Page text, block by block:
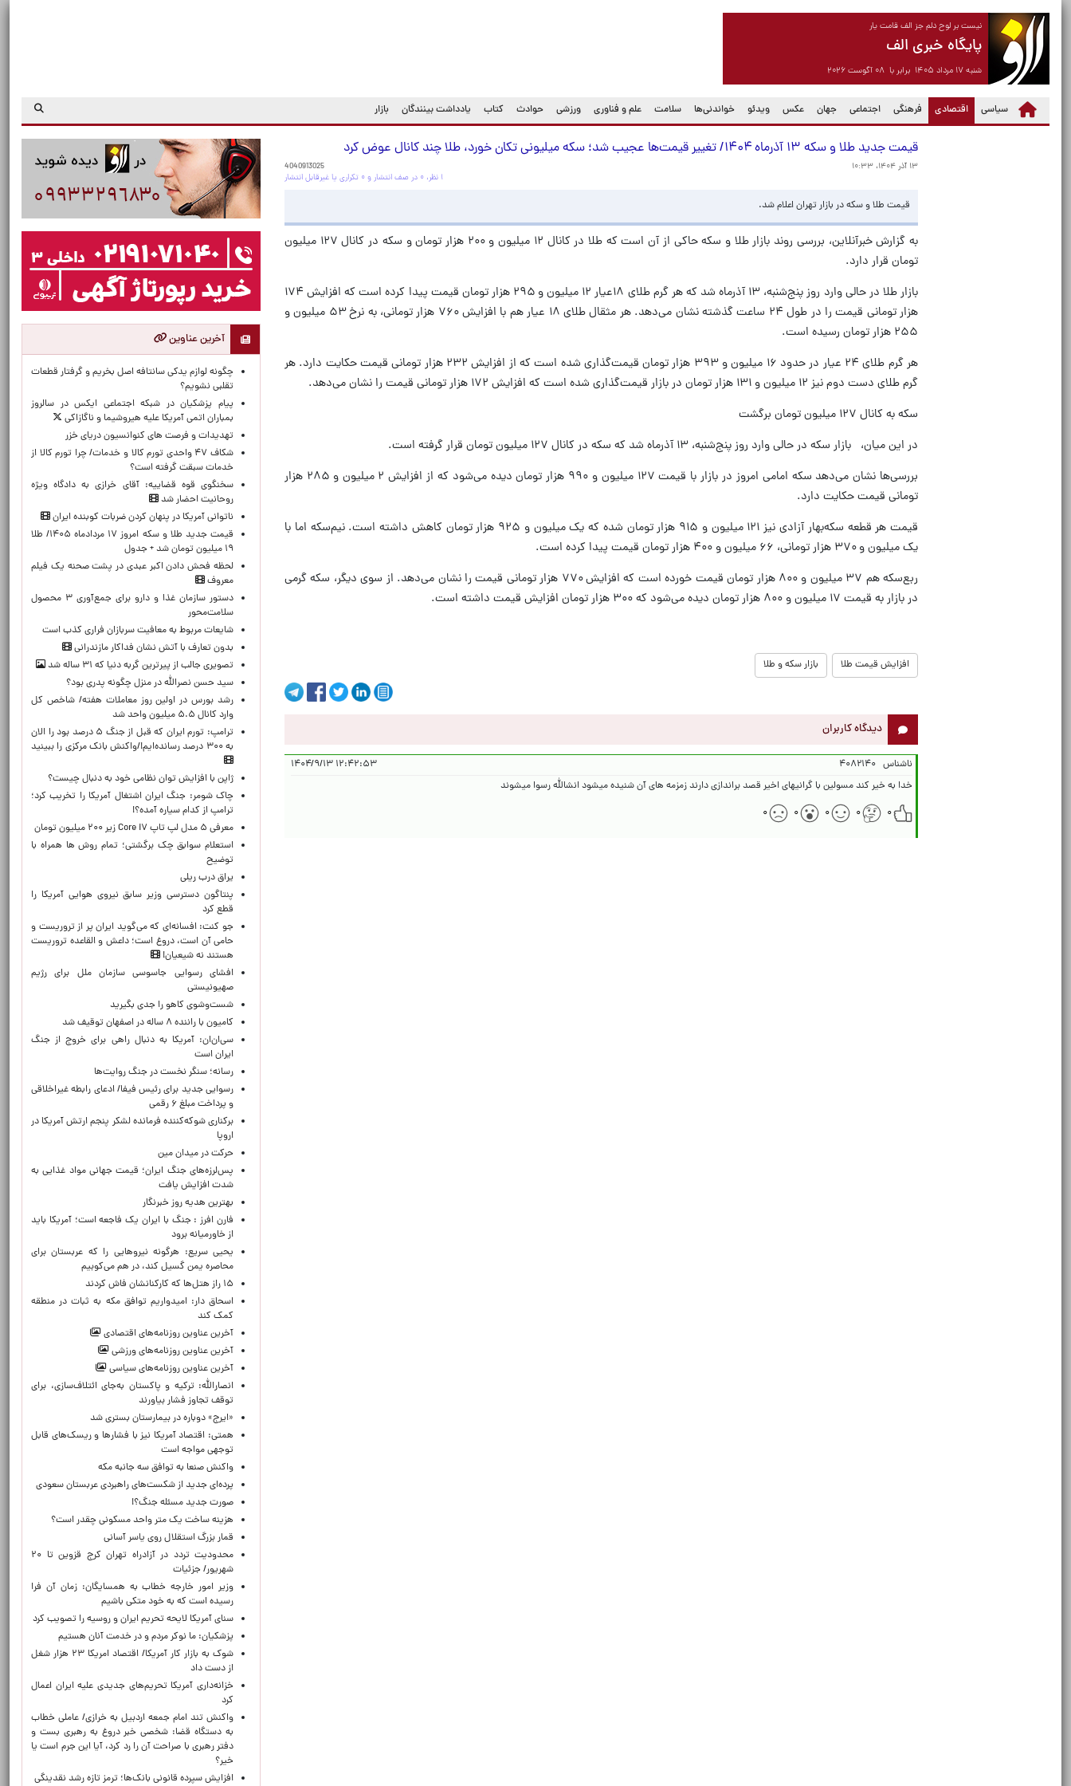
نیست بر لوح دلم جز الف قامت یار
پایگاه خبری الف
شنبه ۱۷ مرداد ۱۴۰۵ برابر با ۰۸ آگوست ۲۰۲۶
سیاسی اقتصادی
(current) فرهنگی اجتماعی جهان عکس ویدئو خواندنی‌ها سلامت علم و فناوری ورزشی حوادث کتاب یادداشت بینندگان بازار
قیمت جدید طلا و سکه ۱۳ آذرماه ۱۴۰۴/ تغییر قیمت‌ها عجیب شد؛ سکه میلیونی تکان خورد، طلا چند کانال عوض کرد
۱۳ آذر ۱۴۰۴، ۱۰:۳۳
4040913025
۱ نظر، ۰ در صف انتشار و ۰ تکراری یا غیرقابل انتشار
قیمت طلا و سکه در بازار تهران اعلام شد.
به گزارش خبرآنلاین، بررسی روند بازار طلا و سکه حاکی از آن است که طلا در کانال ۱۲ میلیون و ۲۰۰ هزار تومان و سکه در کانال ۱۲۷ میلیون
تومان قرار دارد.
بازار طلا در حالی وارد روز پنج‌شنبه، ۱۳ آذرماه شد که هر گرم طلای ۱۸عیار ۱۲ میلیون و ۲۹۵ هزار تومان قیمت پیدا کرده است که افزایش ۱۷۴
هزار تومانی قیمت را در طول ۲۴ ساعت گذشته نشان می‌دهد. هر مثقال طلای ۱۸ عیار هم با افزایش ۷۶۰ هزار تومانی، به نرخ ۵۳ میلیون و
۲۵۵ هزار تومان رسیده است.
هر گرم طلای ۲۴ عیار در حدود ۱۶ میلیون و ۳۹۳ هزار تومان قیمت‌گذاری شده است که از افزایش ۲۳۲ هزار تومانی قیمت حکایت دارد. هر
گرم طلای دست دوم نیز ۱۲ میلیون و ۱۳۱ هزار تومان در بازار قیمت‌گذاری شده است که افزایش ۱۷۲ هزار تومانی قیمت را نشان می‌دهد.
سکه به کانال ۱۲۷ میلیون تومان برگشت
در این میان، بازار سکه در حالی وارد روز پنج‌شنبه، ۱۳ آذرماه شد که سکه در کانال ۱۲۷ میلیون تومان قرار گرفته است.
بررسی‌ها نشان می‌دهد سکه امامی امروز در بازار با قیمت ۱۲۷ میلیون و ۹۹۰ هزار تومان دیده می‌شود که از افزایش ۲ میلیون و ۲۸۵ هزار
تومانی قیمت حکایت دارد.
قیمت هر قطعه سکه‌بهار آزادی نیز ۱۲۱ میلیون و ۹۱۵ هزار تومان شده که یک میلیون و ۹۲۵ هزار تومان کاهش داشته است. نیم‌سکه اما با
یک میلیون و ۳۷۰ هزار تومانی، ۶۶ میلیون و ۴۰۰ هزار تومان قیمت پیدا کرده است.
ربع‌سکه هم ۳۷ میلیون و ۸۰۰ هزار تومان قیمت خورده است که افزایش ۷۷۰ هزار تومانی قیمت را نشان می‌دهد. از سوی دیگر، سکه گرمی
در بازار به قیمت ۱۷ میلیون و ۸۰۰ هزار تومان دیده می‌شود که ۳۰۰ هزار تومان افزایش قیمت داشته است.
افزایش قیمت طلا بازار سکه و طلا
دیدگاه کاربران
ناشناس ۴۰۸۲۱۴۰
۱۲:۴۲:۵۳ ۱۴۰۴/۹/۱۳
خدا به خیر کند مسولین با گرانیهای اخیر قصد براندازی دارند زمزمه های آن شنیده میشود انشالله رسوا میشوند
۰
۰ ۰ ۰ ۰
آخرین عناوین
چگونه لوازم یدکی سانتافه اصل بخریم و گرفتار قطعات
تقلبی نشویم؟
پیام پزشکیان در شبکه اجتماعی ایکس در سالروز
بمباران اتمی آمریکا علیه هیروشیما و ناگازاکی
تهدیدات و فرصت های کنوانسیون دریای خزر
شکاف ۴۷ واحدی تورم کالا و خدمات/ چرا تورم کالا از
خدمات سبقت گرفته است؟
سخنگوی قوه قضاییه: آقای خرازی به دادگاه ویژه
روحانیت احضار شد
ناتوانی آمریکا در پنهان کردن ضربات کوبنده ایران
قیمت جدید طلا و سکه امروز ۱۷ مردادماه ۱۴۰۵/ طلا
۱۹ میلیون تومان شد + جدول
لحظه‌ فحش دادن اکبر عبدی در پشت صحنه یک فیلم
معروف
دستور سازمان غذا و دارو برای جمع‌آوری ۳ محصول
سلامت‌محور
شایعات مربوط به معافیت سربازان فراری کذب است
بدون تعارف با آتش نشان فداکار مازندرانی
تصویری جالب از پیرترین گربه دنیا که ۳۱ ساله شد
سید حسن نصرالله در منزل چگونه پدری بود؟
رشد بورس در اولین روز معاملات هفته/ شاخص کل
وارد کانال ۵.۵ میلیون واحد شد
ترامپ: تورم ایران که قبل از جنگ ۵ درصد بود را الان
به ۳۰۰ درصد رسانده‌ایم!/واکنش بانک مرکزی را ببینید
ژاپن با افزایش توان نظامی خود به دنبال چیست؟
چاک شومر: جنگ ایران اشتغال آمریکا را تخریب کرد؛
ترامپ از کدام سیاره آمده؟!
معرفی ۵ مدل لپ تاپ Core i۷ زیر ۲۰۰ میلیون تومان
استعلام سوابق چک برگشتی؛ تمام روش ها همراه با
توضیح
یراق درب ریلی
پنتاگون دسترسی وزیر سابق نیروی هوایی آمریکا را
قطع کرد
جو کنت: افسانه‌ای که می‌گوید ایران پر از تروریست و
حامی آن است، دروغ است؛ داعش و القاعده تروریست
هستند نه شیعیان!
افشای رسوایی جاسوسی سازمان ملل برای رژیم
صهیونیستی
شست‌وشوی کاهو را جدی بگیرید
کامیون با راننده ۸ ساله در اصفهان توقیف شد
سی‌ان‌ان: آمریکا به دنبال راهی برای خروج از جنگ
ایران است
رسانه؛ سنگر نخست در جنگ روایت‌ها
رسوایی جدید برای رئیس فیفا/ ادعای رابطه غیراخلاقی
و پرداخت مبلغ ۶ رقمی
برکناری شوکه‌کننده فرمانده لشکر پنجم ارتش آمریکا در
اروپا
حركت در ميدان مين
پس‌لرزه‌های جنگ ایران؛ قیمت جهانی مواد غذایی به
شدت افزایش یافت
بهترین هدیه روز خبرنگار
فارن افرز : جنگ با ایران یک فاجعه است؛ آمریکا باید
از خاورمیانه برود
یحیی سریع: هرگونه نیروهایی را که عربستان برای
محاصره یمن گسیل کند، در هم می‌کوبیم
۱۵ راز هتل‌ها که کارکنانشان فاش کردند
اسحاق دار: امیدواریم توافق مکه به ثبات در منطقه
کمک کند
آخرین عناوین روزنامه‌های اقتصادی
آخرین عناوین روزنامه‌های ورزشی
آخرین عناوین روزنامه‌های سیاسی
انصارالله: ترکیه و پاکستان به‌جای ائتلاف‌سازی، برای
توقف تجاوز فشار بیاورند
«ایرج» دوباره در بیمارستان بستری شد
همتی: اقتصاد آمریکا نیز با فشارها و ریسک‌های قابل
توجهی مواجه است
واکنش صنعا به توافق سه جانبه مکه
پرده‌ای جدید از شکست‌های راهبردی عربستان سعودی
صورت جدید مسئله جنگ؟!
هزینه ساخت یک متر واحد مسکونی چقدر است؟
قمار بزرگ استقلال روی یاسر آسانی
محدودیت تردد در آزادراه تهران کرج قزوین تا ۲۰
شهریور/ جزئیات
وزیر امور خارجه خطاب به همسایگان: زمان آن فرا
رسیده است که به خود متکی باشیم
سنای آمریکا لایحه تحریم ایران و روسیه را تصویب کرد
پزشکیان: ما نوکر مردم و در خدمت آنان هستیم
شوک به بازار کار آمریکا/ اقتصاد امریکا ۲۳ هزار شغل
از دست داد
خزانه‌داری آمریکا تحریم‌های جدیدی علیه ایران اعمال
کرد
واکنش تند امام جمعه اردبیل به خرازی/ عاملی خطاب
به دستگاه قضا: شخصی خبر دروغ به رهبری بست و
دفتر رهبری با صراحت آن را رد کرد، آیا این جرم است یا
خیر؟
افزایش سپرده قانونی بانک‌ها؛ ترمز تازه رشد نقدینگی